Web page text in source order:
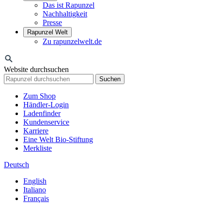
Das ist Rapunzel
Nachhaltigkeit
Presse
Rapunzel Welt
Zu rapunzelwelt.de
Website durchsuchen
Suchen
Zum Shop
Händler-Login
Ladenfinder
Kundenservice
Karriere
Eine Welt Bio-Stiftung
Merkliste
Deutsch
English
Italiano
Français